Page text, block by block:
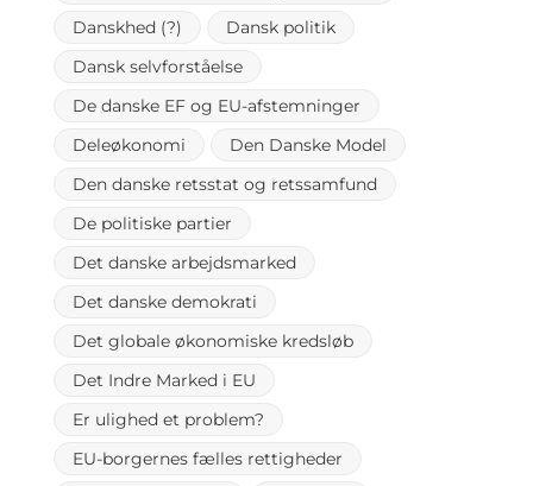
Danskhed (?)
Dansk politik
Dansk selvforståelse
De danske EF og EU-afstemninger
Deleøkonomi
Den Danske Model
Den danske retsstat og retssamfund
De politiske partier
Det danske arbejdsmarked
Det danske demokrati
Det globale økonomiske kredsløb
Det Indre Marked i EU
Er ulighed et problem?
EU-borgernes fælles rettigheder